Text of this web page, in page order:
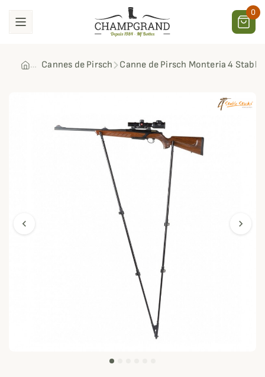
0
Cannes de Pirsch Canne de Pirsch Monteria 4 Stable
chevron_left chevron_right